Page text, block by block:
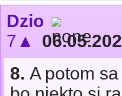
Dzio
7▲
8. A potom